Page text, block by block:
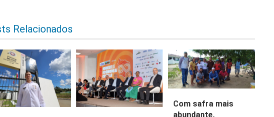
Relacionados
Com safra mais
abundante,